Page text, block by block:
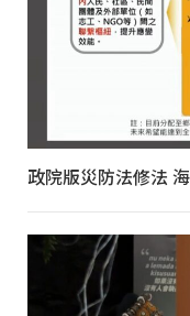
政院版災防法修法